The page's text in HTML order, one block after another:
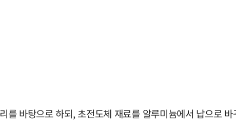
를 바탕으로 하되, 초전도체 재료를 알루미늄에서 납으로